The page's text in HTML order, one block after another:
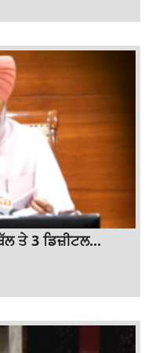
ਤੇ 3 ਡਿਜ਼ੀਟਲ...